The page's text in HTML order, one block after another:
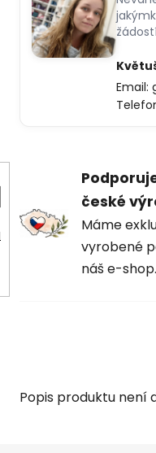
Email:
české
Máme
vyrobené
náš e-shop.
Popis produktu není